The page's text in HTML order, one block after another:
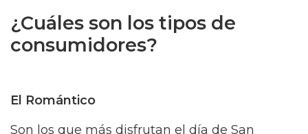
¿Cuáles son los tipos de
consumidores?
El Romántico
Son los que más disfrutan el día de San